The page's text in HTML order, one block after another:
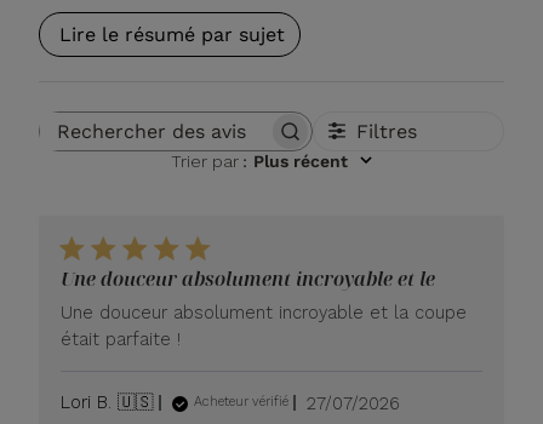
Lire le résumé par sujet
Rechercher des avis Filtres
Trier par : Plus récent
Une douceur absolument incroyable et le
Une douceur absolument incroyable et la coupe
était parfaite !
Lori B. 🇺🇸 Acheteur vérifié
Date
27/07/2026